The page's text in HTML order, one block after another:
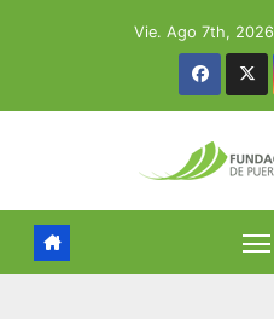
Vie. Ago 7th, 2026